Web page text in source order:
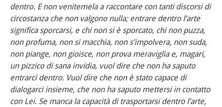
dentro. E non venitemela a raccontare con tanti discorsi di
circostanza che non valgono nulla; entrare dentro l’arte
significa sporcarsi, e chi non si è sporcato, chi non puzza,
non profuma, non si macchia, non s’impolvera, non suda,
non piange, non gioisce, non prova meraviglia e, magari,
un pizzico di sana invidia, vuol dire che non ha saputo
entrarci dentro. Vuol dire che non è stato capace di
dialogarci insieme, che non ha saputo mettersi in contatto
con Lei. Se manca la capacità di trasportarsi dentro l’arte,